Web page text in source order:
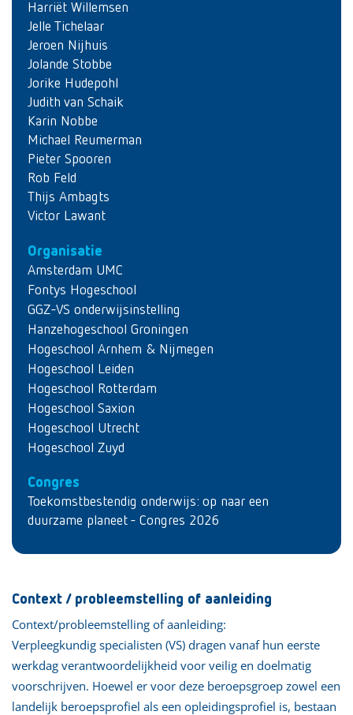
Harriët Willemsen
Jelle Tichelaar
Jeroen Nijhuis
Jolande Stobbe
Jorike Hudepohl
Judith van Schaik
Karin Nobbe
Michael Reumerman
Pieter Spooren
Rob Feld
Thijs Ambagts
Victor Lawant
Organisatie
Amsterdam UMC
Fontys Hogeschool
GGZ-VS onderwijsinstelling
Hanzehogeschool Groningen
Hogeschool Arnhem & Nijmegen
Hogeschool Leiden
Hogeschool Rotterdam
Hogeschool Saxion
Hogeschool Utrecht
Hogeschool Zuyd
Congres
Toekomstbestendig onderwijs: op naar een
duurzame planeet - Congres 2026
Context / probleemstelling of aanleiding
Context/probleemstelling of aanleiding:
Verpleegkundig specialisten (VS) dragen vanaf hun eerste
werkdag verantwoordelijkheid voor veilig en doelmatig
voorschrijven. Hoewel er voor deze beroepsgroep zowel een
landelijk beroepsprofiel als een opleidingsprofiel is, bestaan